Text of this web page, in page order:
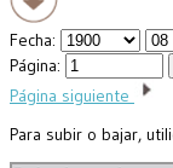
Fecha:
Página:
Página siguiente
Para subir o bajar,